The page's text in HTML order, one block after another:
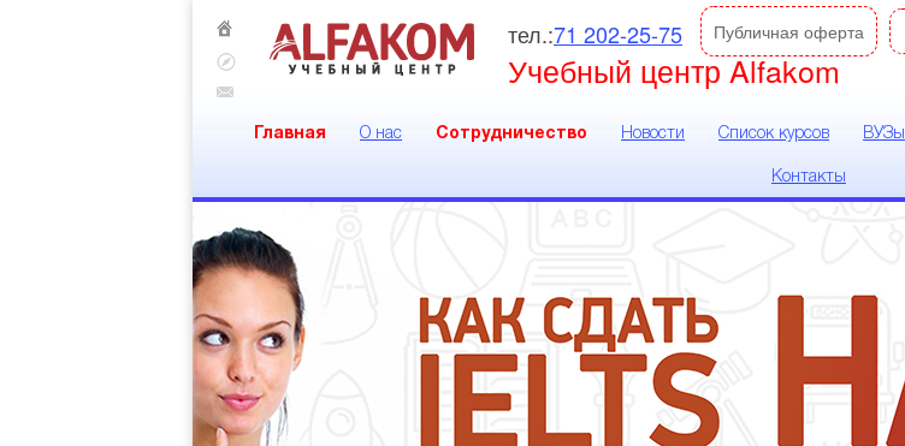
тел.:71 202-25-75 Публичная оферта
Учебный центр Alfakom
Главная О нас Сотрудничество Новости Список курсов ВУЗы
Контакты